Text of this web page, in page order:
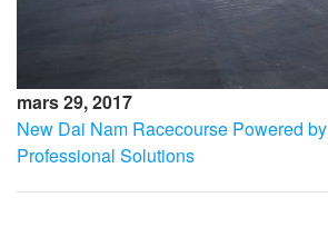
mars 29, 2017
New Dai Nam Racecourse Powered
Professional Solutions